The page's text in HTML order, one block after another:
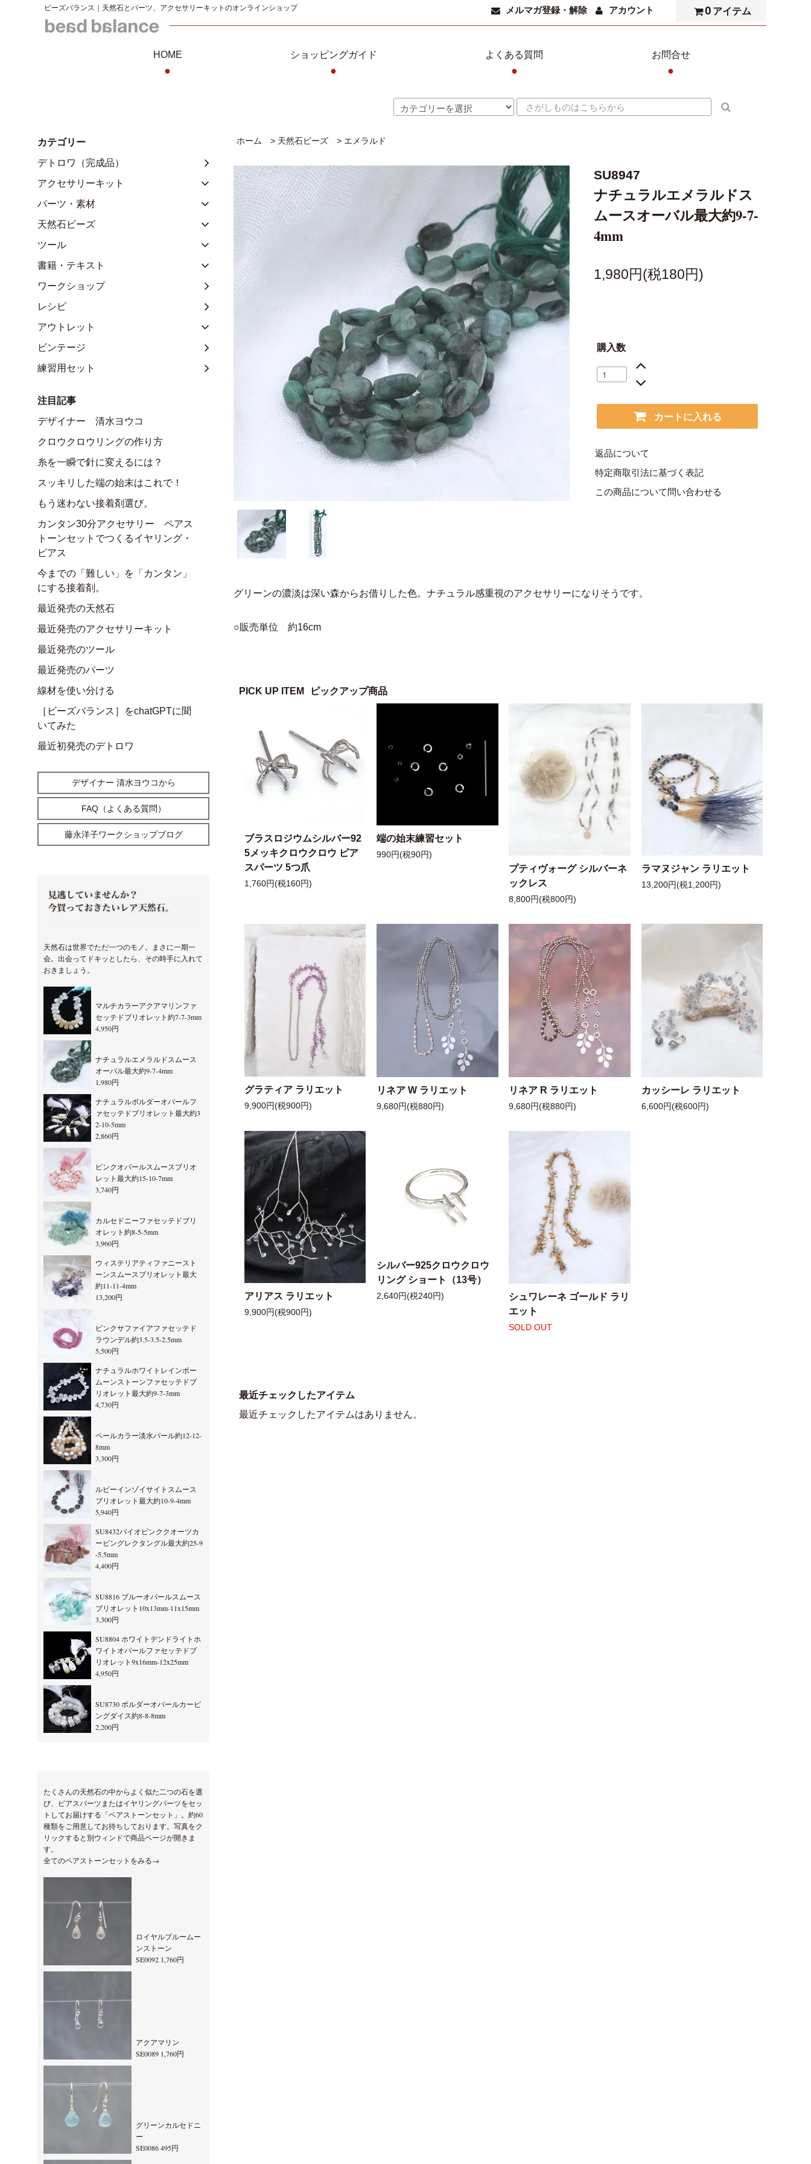
ビーズバランス｜天然石とパーツ、アクセサリーキットのオンラインショップ メルマガ登録・解除 アカウント 0 アイテム
HOME
●
ショッピングガイド
●
よくある質問
●
お問合せ
●
ホーム > 天然石ビーズ > エメラルド
SU8947
ナチュラルエメラルドス
ムースオーバル最大約9-7-
4mm
1,980円(税180円)
購入数
カートに入れる
返品について
特定商取引法に基づく表記
この商品について問い合わせる
グリーンの濃淡は深い森からお借りした色。ナチュラル感重視のアクセサリーになりそうです。
○販売単位 約16cm
PICK UP ITEM ピックアップ商品
ブラスロジウムシルバー92
5メッキクロウクロウ ピア
スパーツ 5つ爪
1,760円(税160円)
端の始末練習セット
990円(税90円)
プティヴォーグ シルバーネ
ックレス
8,800円(税800円)
ラマヌジャン ラリエット
13,200円(税1,200円)
グラティア ラリエット
9,900円(税900円)
リネア W ラリエット
9,680円(税880円)
リネア R ラリエット
9,680円(税880円)
カッシーレ ラリエット
6,600円(税600円)
アリアス ラリエット
9,900円(税900円)
シルバー925クロウクロウ
リング ショート（13号）
2,640円(税240円)
シュワレーネ ゴールド ラリ
エット
SOLD OUT
最近チェックしたアイテム
最近チェックしたアイテムはありません。
カテゴリー
デトロワ（完成品）
アクセサリーキット
パーツ・素材
天然石ビーズ
ツール
書籍・テキスト
ワークショップ
レシピ
アウトレット
ビンテージ
練習用セット
注目記事
デザイナー 清水ヨウコ
クロウクロウリングの作り方
糸を一瞬で針に変えるには？
スッキリした端の始末はこれで！
もう迷わない接着剤選び。
カンタン30分アクセサリー ペアス
トーンセットでつくるイヤリング・
ピアス
今までの「難しい」を「カンタン」
にする接着剤。
最近発売の天然石
最近発売のアクセサリーキット
最近発売のツール
最近発売のパーツ
線材を使い分ける
［ビーズバランス］をchatGPTに聞
いてみた
最近初発売のデトロワ
デザイナー 清水ヨウコから
FAQ（よくある質問）
藤永洋子ワークショップブログ
天然石は世界でただ一つのモノ。まさに一期一
会。出会ってドキッとしたら、その時手に入れて
おきましょう。
マルチカラーアクアマリンファ
セッテドブリオレット約7-7-3mm
4,950円
ナチュラルエメラルドスムース
オーバル最大約9-7-4mm
1,980円
ナチュラルボルダーオパールフ
ァセッテドブリオレット最大約3
2-10-5mm
2,860円
ピンクオパールスムースブリオ
レット最大約15-10-7mm
3,740円
カルセドニーファセッテドブリ
オレット約8-5-5mm
3,960円
ウィステリアティファニースト
ーンスムースブリオレット最大
約11-11-4mm
13,200円
ピンクサファイアファセッテド
ラウンデル約3.5-3.5-2.5mm
5,500円
ナチュラルホワイトレインボー
ムーンストーンファセッテドブ
リオレット最大約9-7-3mm
4,730円
ペールカラー淡水パール約12-12-
8mm
3,300円
ルビーインゾイサイトスムース
ブリオレット最大約10-9-4mm
5,940円
SU8432バイオピンククオーツカ
ービングレクタングル最大約25-9
-5.5mm
4,400円
SU8816 ブルーオパールスムース
ブリオレット10x13mm-11x15mm
3,300円
SU8804 ホワイトデンドライトホ
ワイトオパールファセッテドブ
リオレット9x16mm-12x25mm
4,950円
SU8730 ボルダーオパールカービ
ングダイス約8-8-8mm
2,200円
たくさんの天然石の中からよく似た二つの石を選
び、ピアスパーツまたはイヤリングパーツをセッ
トしてお届けする「ペアストーンセット」。約60
種類をご用意してお待ちしております。写真をク
リックすると別ウィンドで商品ページが開きま
す。
全てのペアストーンセットをみる→
ロイヤルブルームー
ンストーン
SE0092 1,760円
アクアマリン
SE0089 1,760円
グリーンカルセドニ
ー
SE0086 495円